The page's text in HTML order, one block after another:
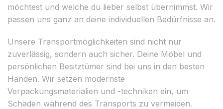
möchtest und welche du lieber selbst übernimmst. Wir
passen uns ganz an deine individuellen Bedürfnisse an.
Unsere Transportmöglichkeiten sind nicht nur
zuverlässig, sondern auch sicher. Deine Möbel und
persönlichen Besitztümer sind bei uns in den besten
Händen. Wir setzen modernste
Verpackungsmaterialien und -techniken ein, um
Schäden während des Transports zu vermeiden.